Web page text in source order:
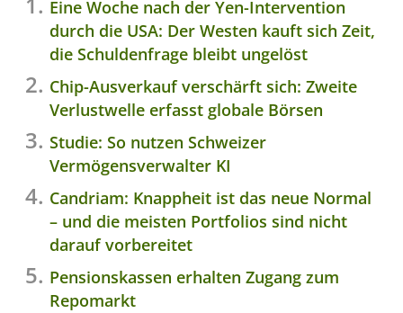
Eine Woche nach der Yen-Intervention
durch die USA: Der Westen kauft sich Zeit,
die Schuldenfrage bleibt ungelöst
Chip-Ausverkauf verschärft sich: Zweite
Verlustwelle erfasst globale Börsen
Studie: So nutzen Schweizer
Vermögensverwalter KI
Candriam: Knappheit ist das neue Normal
– und die meisten Portfolios sind nicht
darauf vorbereitet
Pensionskassen erhalten Zugang zum
Repomarkt